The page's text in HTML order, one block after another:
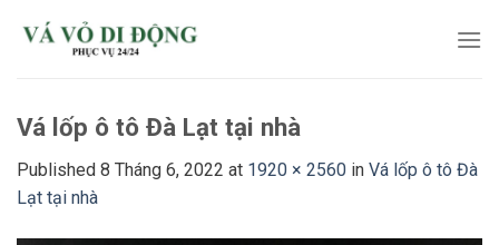
Vá lốp ô tô Đà Lạt tại nhà
Published 8 Tháng 6, 2022 at 1920 × 2560 in Vá lốp ô tô Đà
Lạt tại nhà